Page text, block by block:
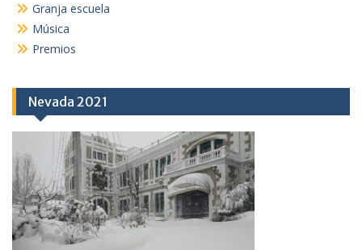
Granja escuela
Música
Premios
Nevada 2021